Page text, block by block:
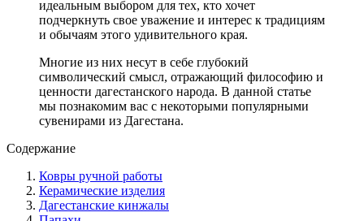
идеальным выбором для тех, кто хочет
подчеркнуть свое уважение и интерес к традициям
и обычаям этого удивительного края.
Многие из них несут в себе глубокий
символический смысл, отражающий философию и
ценности дагестанского народа. В данной статье
мы познакомим вас с некоторыми популярными
сувенирами из Дагестана.
Содержание
Ковры ручной работы
Керамические изделия
Дагестанские кинжалы